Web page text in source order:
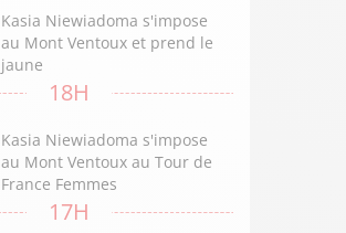
Kasia Niewiadoma s'impose
au Mont Ventoux et prend le
jaune
18H
Kasia Niewiadoma s'impose
au Mont Ventoux au Tour de
France Femmes
17H